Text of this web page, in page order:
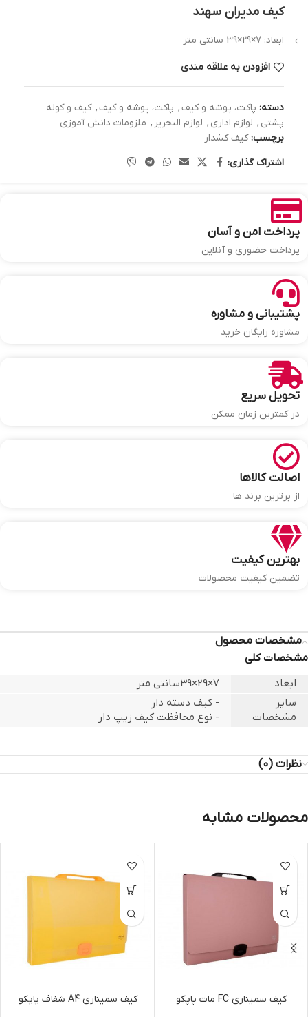
کیف مدیران سهند
ابعاد: 7×29×39 سانتی متر
افزودن به علاقه مندی
دسته: پاکت، پوشه و کیف, پاکت، پوشه و کیف, کیف و کوله
پشتی , لوازم اداری , لوازم التحریر , ملزومات دانش آموزی
برچسب: کیف کشدار
اشتراک گذاری:
پرداخت امن و آسان
پرداخت حضوری و آنلاین
پشتیبانی و مشاوره
مشاوره رایگان خرید
تحویل سریع
در کمترین زمان ممکن
اصالت کالاها
از برترین برند ها
بهترین کیفیت
تضمین کیفیت محصولات
مشخصات محصول
مشخصات کلی
ابعاد
7×29×39سانتی متر
سایر
مشخصات
- کیف دسته دار
- نوع محافظت کیف زیپ دار
نظرات (0)
محصولات مشابه
کیف سمیناری FC مات پاپکو کیف سمیناری A4 شفاف پاپکو